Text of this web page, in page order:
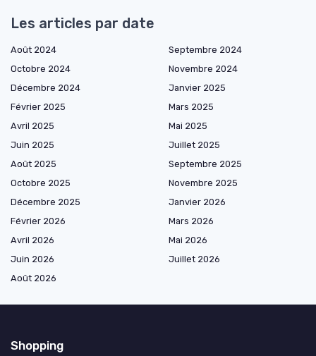
Les articles par date
Août 2024
Septembre 2024
Octobre 2024
Novembre 2024
Décembre 2024
Janvier 2025
Février 2025
Mars 2025
Avril 2025
Mai 2025
Juin 2025
Juillet 2025
Août 2025
Septembre 2025
Octobre 2025
Novembre 2025
Décembre 2025
Janvier 2026
Février 2026
Mars 2026
Avril 2026
Mai 2026
Juin 2026
Juillet 2026
Août 2026
Shopping